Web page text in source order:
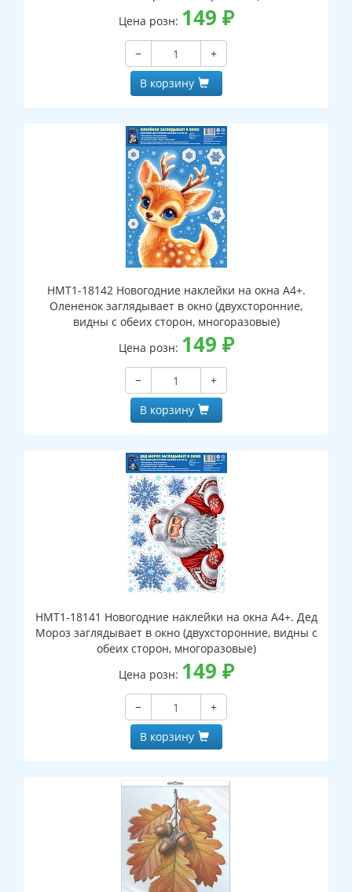
Цена розн: 149 ₽
−
+
В корзину
НМТ1-18142 Новогодние наклейки на окна А4+.
Олененок заглядывает в окно (двухсторонние,
видны с обеих сторон, многоразовые)
Цена розн: 149 ₽
−
+
В корзину
НМТ1-18141 Новогодние наклейки на окна А4+. Дед
Мороз заглядывает в окно (двухсторонние, видны с
обеих сторон, многоразовые)
Цена розн: 149 ₽
−
+
В корзину